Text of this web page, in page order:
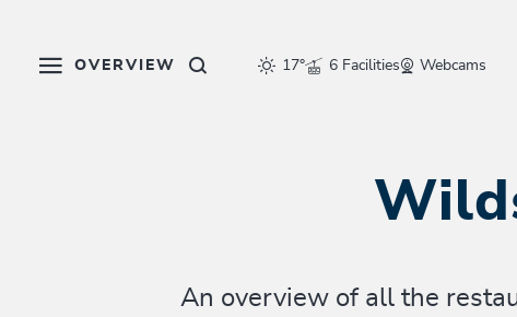
OVERVIEW 17° 6 Facilities Webcams
An overview of all the